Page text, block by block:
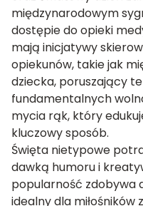
międzynarodowym
dostępie do opieki
mają inicjatywy
opiekunów, takie jak
dziecka, poruszający
fundamentalnych
mycia rąk, który
kluczowy sposób.
Święta nietypowe
dawką humoru i
popularność zdobywa
idealny dla miłośników